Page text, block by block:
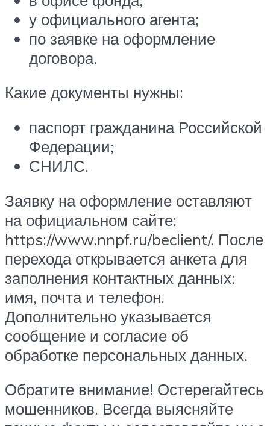
у официального агента;
по заявке на оформление
договора.
Какие документы нужны:
паспорт гражданина Российской
Федерации;
СНИЛС.
Заявку на оформление оставляют
на официальном сайте:
https://www.nnpf.ru/beclient/. После
перехода открывается анкета для
заполнения контактных данных:
имя, почта и телефон.
Дополнительно указывается
сообщение и согласие об
обработке персональных данных.
Обратите внимание! Остерегайтесь
мошенников. Всегда выясняйте